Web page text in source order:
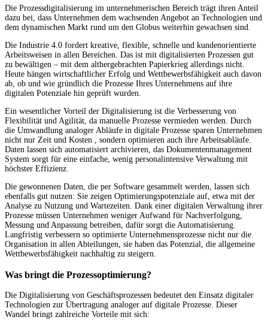
Die Prozessdigitalisierung im unternehmerischen Bereich trägt ihren Anteil
dazu bei, dass Unternehmen dem wachsenden Angebot an Technologien und
dem dynamischen Markt rund um den Globus weiterhin gewachsen sind.
Die Industrie 4.0 fordert kreative, flexible, schnelle und kundenorientierte
Arbeitsweisen in allen Bereichen. Das ist mit digitalisierten Prozessen gut
zu bewältigen – mit dem althergebrachten Papierkrieg allerdings nicht.
Heute hängen wirtschaftlicher Erfolg und Wettbewerbsfähigkeit auch davon
ab, ob und wie gründlich die Prozesse Ihres Unternehmens auf ihre
digitalen Potenziale hin geprüft wurden.
Ein wesentlicher Vorteil der Digitalisierung ist die Verbesserung von
Flexibilität und Agilität, da manuelle Prozesse vermieden werden. Durch
die Umwandlung analoger Abläufe in digitale Prozesse sparen Unternehmen
nicht nur Zeit und Kosten , sondern optimieren auch ihre Arbeitsabläufe.
Daten lassen sich automatisiert archivieren, das Dokumentenmanagement
System sorgt für eine einfache, wenig personalintensive Verwaltung mit
höchster Effizienz.
Die gewonnenen Daten, die per Software gesammelt werden, lassen sich
ebenfalls gut nutzen: Sie zeigen Optimierungspotenziale auf, etwa mit der
Analyse zu Nutzung und Wartezeiten. Dank einer digitalen Verwaltung ihrer
Prozesse müssen Unternehmen weniger Aufwand für Nachverfolgung,
Messung und Anpassung betreiben, dafür sorgt die Automatisierung.
Langfristig verbessern so optimierte Unternehmensprozesse nicht nur die
Organisation in allen Abteilungen, sie haben das Potenzial, die allgemeine
Wettbewerbsfähigkeit nachhaltig zu steigern.
Was bringt die Prozessoptimierung?
Die Digitalisierung von Geschäftsprozessen bedeutet den Einsatz digitaler
Technologien zur Übertragung analoger auf digitale Prozesse. Dieser
Wandel bringt zahlreiche Vorteile mit sich: